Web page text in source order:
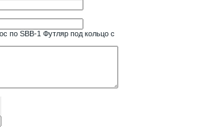
по SBB-1 Футляр под кольцо с